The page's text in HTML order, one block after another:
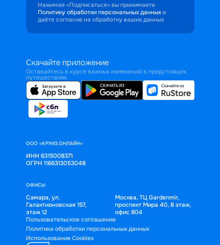
Нажимая «Подписаться» вы принимаете
Политику обработки персональных данных и
даёте согласие на обработку ваших данных
Скачайте приложение
Оставайтесь в курсе важных изменений в предстоящих
путешествиях
ООО «КРУИЗ.ОНЛАЙН»
ИНН 6315008371
ОГРН 1166313053048
ОФИСЫ
Самара, ул.
Галактионовская 157,
этаж 12
Москва, ТЦ Gardenmir,
проспект Мира 40, 8 этаж,
офис 804
Пользовательское соглашение
Политика обработки персональных данных
Использование Cookies